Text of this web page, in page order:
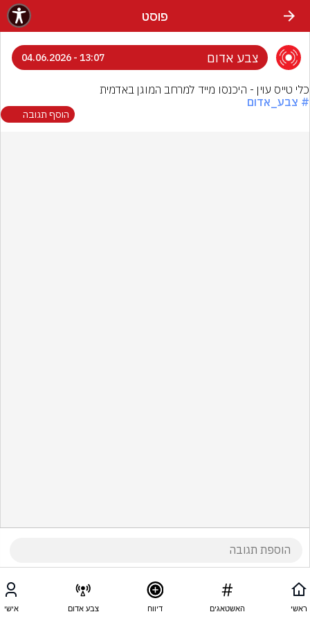
פוסט
צבע אדום 13:07 - 04.06.2026
כלי טייס עוין - היכנסו מייד למרחב המוגן באדמית
# צבע_אדום
הוסף תגובה
ראשי האשטאגים דיווח צבע אדום אישי